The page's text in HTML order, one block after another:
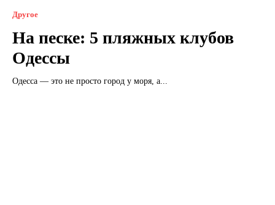
Другое
На песке: 5 пляжных клубов
Одессы
Одесса — это не просто город у моря, а...